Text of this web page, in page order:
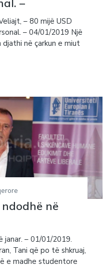
–
– 80 mijë USD
– 04/01/2019 Një
në çarkun e miut
në
– 01/01/2019.
Tani që po të shkruaj,
e madhe studentore